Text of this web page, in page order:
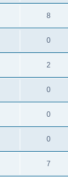
8
0
2
0
0
0
7